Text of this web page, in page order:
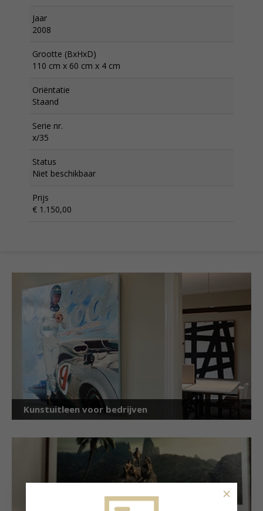
Jaar
2008
Grootte (BxHxD)
110 cm x 60 cm x 4 cm
Oriëntatie
Staand
Serie nr.
x/35
Status
Niet beschikbaar
Prijs
€ 1.150,00
Kunstuitleen voor bedrijven
×